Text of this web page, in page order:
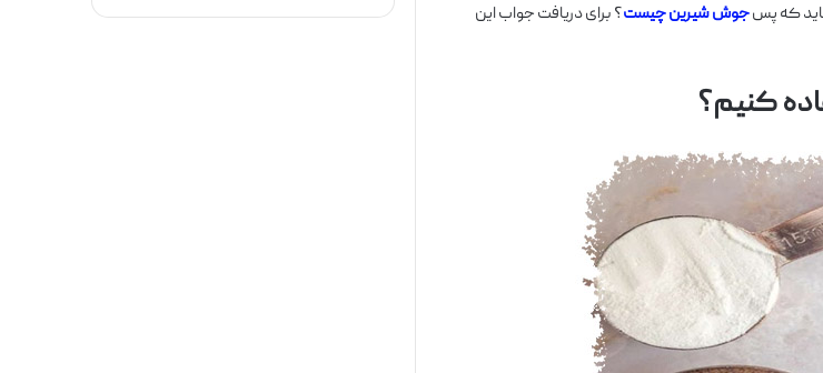
که پسجوش شیرین چیست؟ برای دریافت جواب این
کنیم؟